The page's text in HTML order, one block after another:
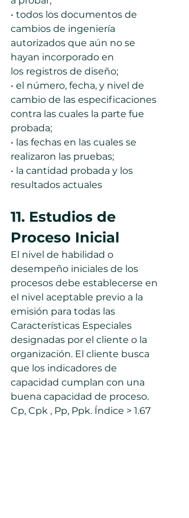
• todos los documentos de
cambios de ingeniería
autorizados que aún no se
hayan incorporado en
los registros de diseño;
• el número, fecha, y nivel de
cambio de las especificaciones
contra las cuales la parte fue
probada;
• las fechas en las cuales se
realizaron las pruebas;
• la cantidad probada y los
resultados actuales
11. Estudios de
Proceso Inicial
El nivel de habilidad o
desempeño iniciales de los
procesos debe establecerse en
el nivel aceptable previo a la
emisión para todas las
Características Especiales
designadas por el cliente o la
organización. El cliente busca
que los indicadores de
capacidad cumplan con una
buena capacidad de proceso.
Cp, Cpk , Pp, Ppk. Índice > 1.67